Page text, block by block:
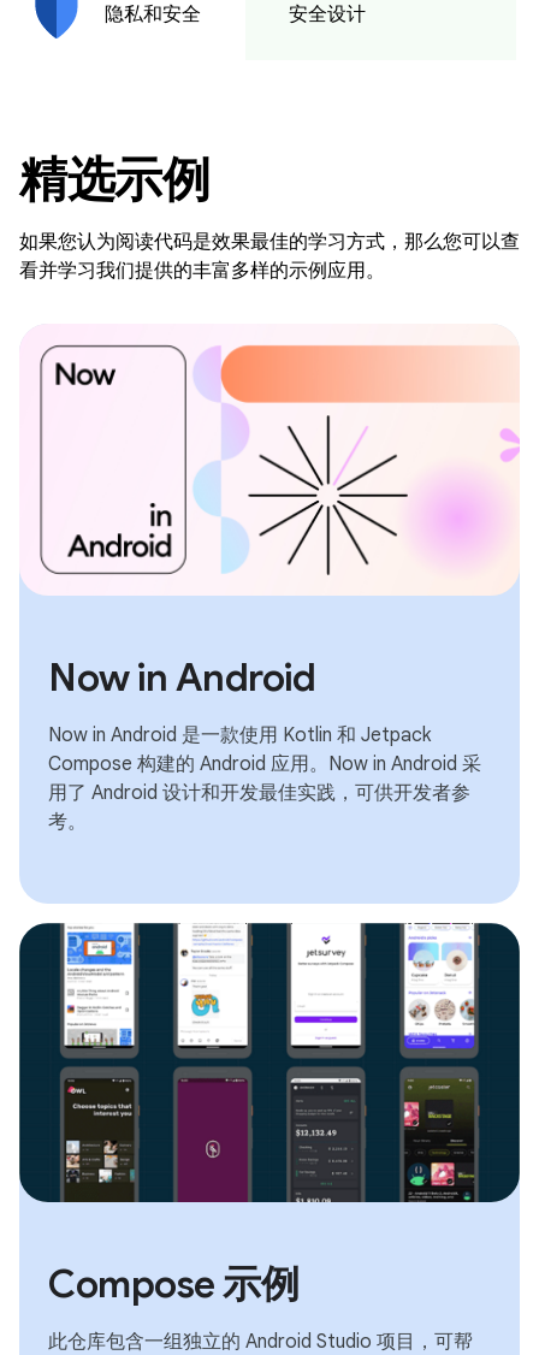
隐私和安全 安全设计
精选示例
如果您认为阅读代码是效果最佳的学习方式，那么您可以查
看并学习我们提供的丰富多样的示例应用。
Now in Android
Now in Android 是一款使用 Kotlin 和 Jetpack
Compose 构建的 Android 应用。Now in Android 采
用了 Android 设计和开发最佳实践，可供开发者参
考。
Compose 示例
此仓库包含一组独立的 Android Studio 项目，可帮